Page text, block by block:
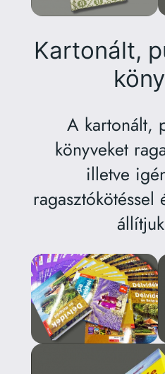
Kartonált,
A kartonált,
könyveket
illetve
ragasztókötéssel